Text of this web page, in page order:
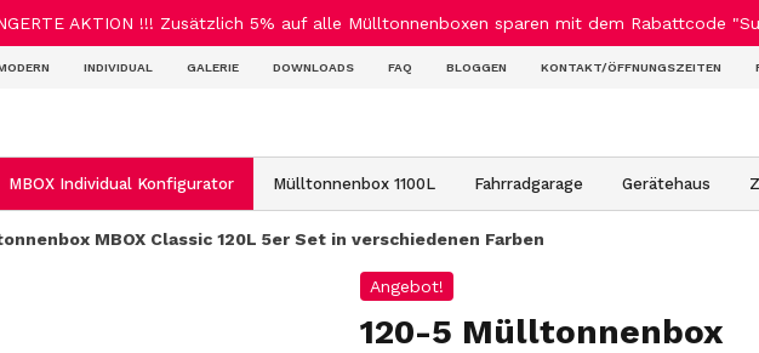
AKTION !!! Zusätzlich 5% auf alle Mülltonnenboxen sparen mit dem Rabattcode
INDIVIDUAL GALERIE DOWNLOADS FAQ BLOGGEN KONTAKT/ÖFFNUNGSZEITEN
MBOX Individual Konfigurator Mülltonnenbox 1100L Fahrradgarage Gerätehaus
MBOX Classic 120L 5er Set in verschiedenen Farben
Angebot!
120-5 Mülltonnenbox